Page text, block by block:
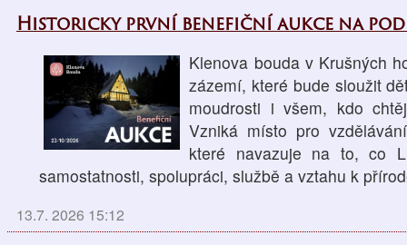
Historicky první benefiční aukce na
Klenova bouda v Krušných
zázemí, které bude sloužit
moudrosti i všem, kdo
Vzniká místo pro
které navazuje na to, co
samostatnosti, spolupráci, službě a vztahu k
13.7. 2026 15:12